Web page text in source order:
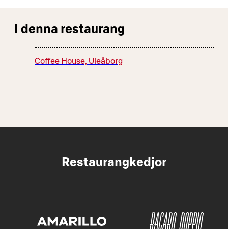
I denna restaurang
Coffee House, Uleåborg
Restaurangkedjor